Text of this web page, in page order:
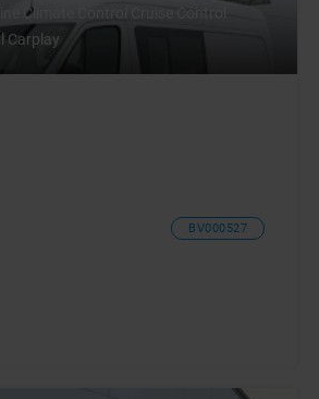
Climate Control Cruise Control
Carplay
BV000527